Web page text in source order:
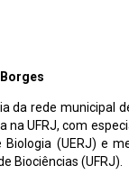
da rede municipal
na UFRJ, com
Biologia (UERJ) e
Biociências (UFRJ).